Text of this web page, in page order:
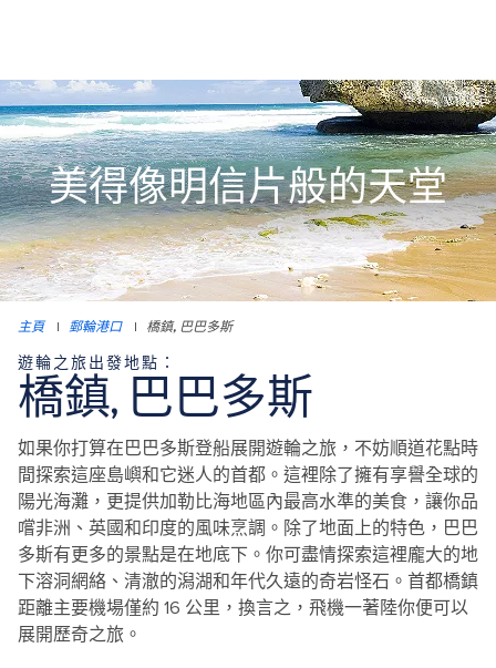
美得像明信片般的天堂
主頁 | 郵輪港口 | 橋鎮, 巴巴多斯
遊輪之旅出發地點：
橋鎮, 巴巴多斯
如果你打算在巴巴多斯登船展開遊輪之旅，不妨順道花點時
間探索這座島嶼和它迷人的首都。這裡除了擁有享譽全球的
陽光海灘，更提供加勒比海地區內最高水準的美食，讓你品
嚐非洲、英國和印度的風味烹調。除了地面上的特色，巴巴
多斯有更多的景點是在地底下。你可盡情探索這裡龐大的地
下溶洞網絡、清澈的潟湖和年代久遠的奇岩怪石。首都橋鎮
距離主要機場僅約 16 公里，換言之，飛機一著陸你便可以
展開歷奇之旅。